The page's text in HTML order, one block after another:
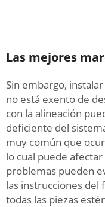
Las mejores
Sin embargo,
no está exento de
con la alineación
deficiente del
muy común que
lo cual puede
problemas pueden
las instrucciones del
todas las piezas